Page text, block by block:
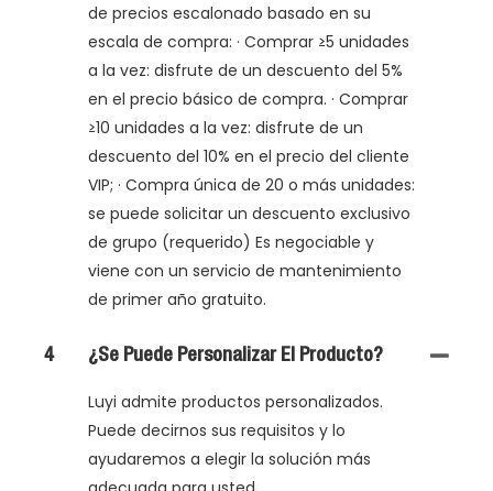
de precios escalonado basado en su
escala de compra: · Comprar ≥5 unidades
a la vez: disfrute de un descuento del 5%
en el precio básico de compra. · Comprar
≥10 unidades a la vez: disfrute de un
descuento del 10% en el precio del cliente
VIP; · Compra única de 20 o más unidades:
se puede solicitar un descuento exclusivo
de grupo (requerido) Es negociable y
viene con un servicio de mantenimiento
de primer año gratuito.
4 ¿Se Puede Personalizar El Producto?
Luyi admite productos personalizados.
Puede decirnos sus requisitos y lo
ayudaremos a elegir la solución más